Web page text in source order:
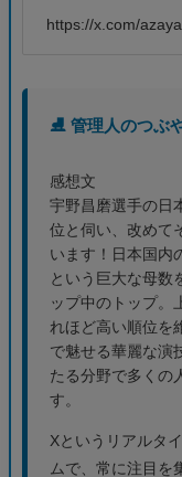
https://x.com/
⛸️ 管理人のつぶ
感想文
宇野昌磨選手の日
位と伺い、改めて
います！日本国内
という巨大な母数
ップ中のトップ。
れほど高い順位を
で魅せる華麗な演
たる分野で多くの
す。
Xというリアルタ
ムで、常に注目を